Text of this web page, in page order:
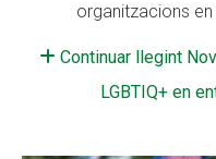
organitzacions
Continuar llegint
LGBTIQ+ en